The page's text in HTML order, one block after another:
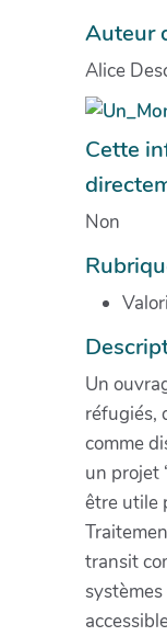
Auteur
Alice
Cette
Non
Un
réfugiés,
comme
un projet
être utile
transit